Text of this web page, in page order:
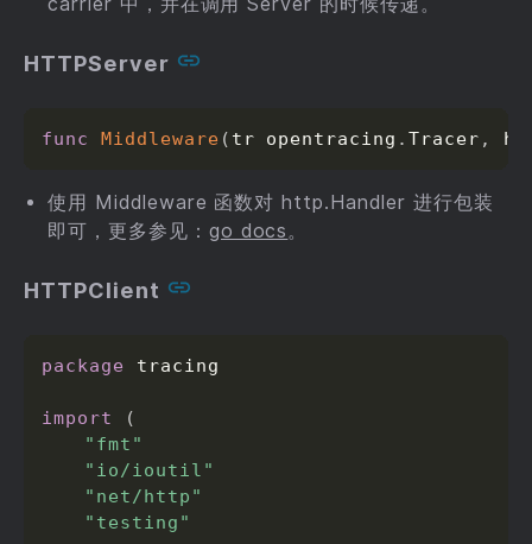
HTTPServer
func Middleware ( tr opentracing . Tracer , h
使用 Middleware 函数对 http.Handler 进行包装
即可，更多参见： go docs。
HTTPClient
package tracing
import
(
"fmt"
"io/ioutil"
"net/http"
"testing"